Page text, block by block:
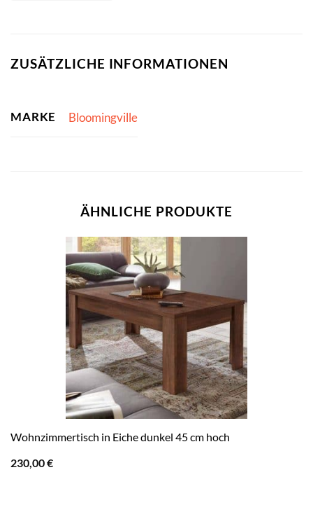
ZUSÄTZLICHE INFORMATIONEN
MARKE Bloomingville
ÄHNLICHE PRODUKTE
Wohnzimmertisch in Eiche dunkel 45 cm hoch
230,00€